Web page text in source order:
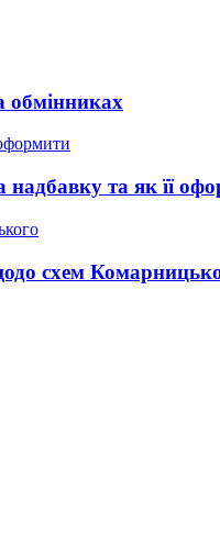
обмінниках
надбавку та як її
схем